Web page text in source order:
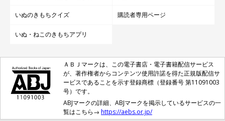
いぬのきもちクイズ 購読者専用ページ
いぬ・ねこのきもちアプリ
ＡＢＪマークは、この電子書店・電子書籍配信サービス
が、著作権者からコンテンツ使用許諾を得た正規版配信サ
ービスであることを示す登録商標（登録番号 第11091003
号）です。
ABJマークの詳細、ABJマークを掲示しているサービスの一
覧はこちら→ https://aebs.or.jp/